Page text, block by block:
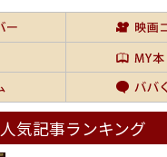
人気記事ランキング